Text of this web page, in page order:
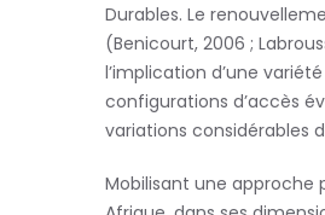
Durables. Le
(Benicourt, 2006 ;
l’implication d’une
configurations d’accès
variations considérables
Mobilisant une approche